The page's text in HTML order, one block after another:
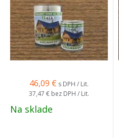
46,09 € s DPH / Lit.
37,47 € bez DPH / Lit.
Na sklade